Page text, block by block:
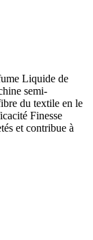
Liquide de
semi-
du textile en le
Finesse
et contribue à